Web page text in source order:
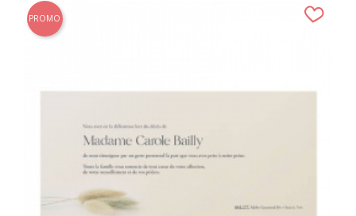
PROMO